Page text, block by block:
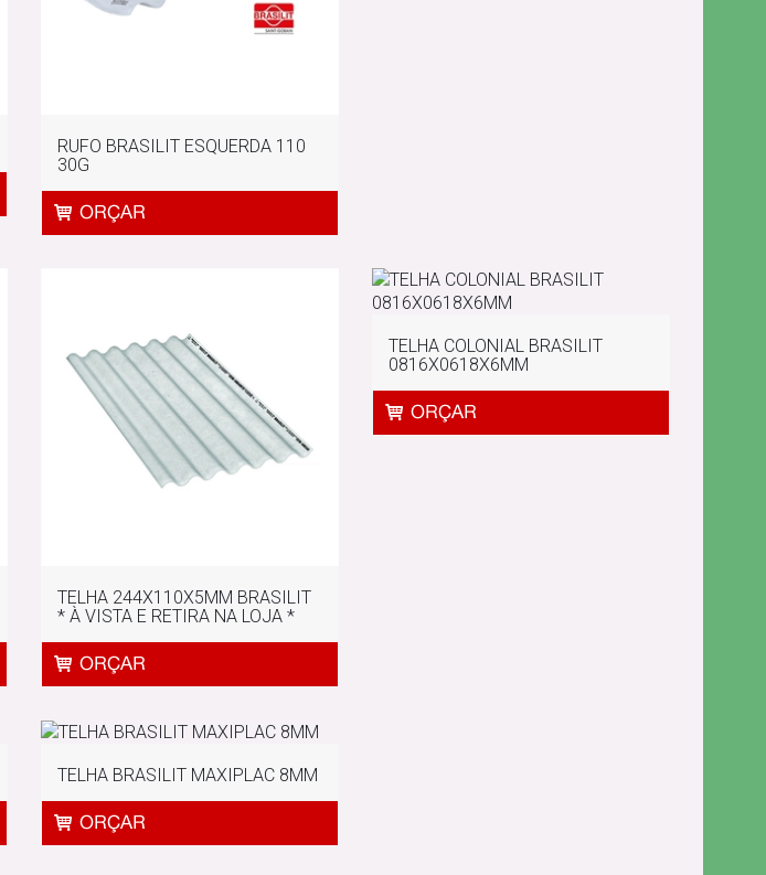
RUFO BRASILIT ESQUERDA 110
30G
TELHA 244X110X5MM BRASILIT
* À VISTA E RETIRA NA LOJA *
TELHA COLONIAL BRASILIT
0816X0618X6MM
TELHA BRASILIT MAXIPLAC 8MM